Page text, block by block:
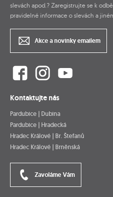
slevách apod.? Zaregistrujte se k
pravidelné informace o slevách a
Akce a novinky emailem
Kontaktujte nás
Pardubice | Dubina
Pardubice | Hradecká
Hradec Králové | Br. Štefanů
Hradec Králové | Brněnská
Zavoláme Vám